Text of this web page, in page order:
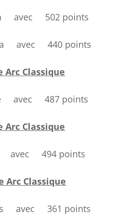
avec 502 points
avec 440 points
Arc Classique
avec 487 points
Arc Classique
avec 494 points
Arc Classique
avec 361 points